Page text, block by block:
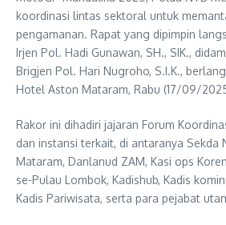
koordinasi lintas sektoral untuk
pengamanan. Rapat yang dipimpin
Irjen Pol. Hadi Gunawan, SH., SIK.,
Brigjen Pol. Hari Nugroho, S.I.K.,
Hotel Aston Mataram, Rabu (17/09/
Rakor ini dihadiri jajaran Forum
dan instansi terkait, di antaranya Sekda
Mataram, Danlanud ZAM, Kasi ops
se-Pulau Lombok, Kadishub, Kadis
Kadis Pariwisata, serta para pejabat